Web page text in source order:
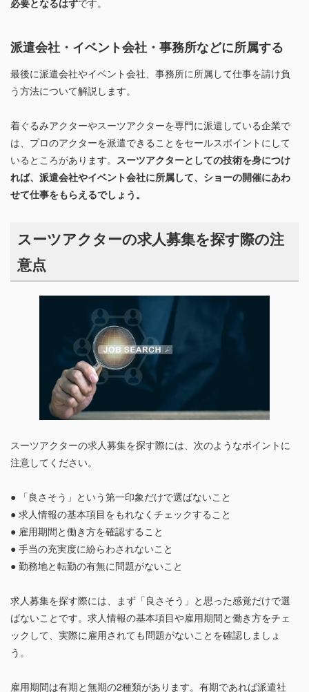
必要となるはずです。
派遣会社・イベント会社・事務所などに所属する
最後に派遣会社やイベント会社、事務所に所属して仕事を請け負
う方法について解説します。
着ぐるみアクターやスーツアクターを専門に派遣している企業で
は、プロのアクターを派遣できることをセールスポイントにして
いるところがあります。 スーツアクターとしての技術を身につけ
れば、派遣会社やイベント会社に所属して、ショーの開催にあわ
せて仕事をもらえるでしょう。
スーツアクターの求人募集を探す際の注
意点
スーツアクターの求人募集を探す際には、次のようなポイントに
注意してください。
● 「良さそう」という第一印象だけで選ばないこと
● 求人情報の基本項目をもれなくチェックすること
● 雇用期間と働き方を確認すること
● 手当の充実度に紛らわされないこと
● 勤務地と転勤の有無に問題がないこと
求人募集を探す際には、まず「良さそう」と思った感覚だけで選
ばないことです。求人情報の基本項目や雇用期間と働き方をチェ
ックして、実際に雇用されても問題がないことを確認しましょ
う。
雇用期間は有期と無期の2種類があります。有期であれば派遣社